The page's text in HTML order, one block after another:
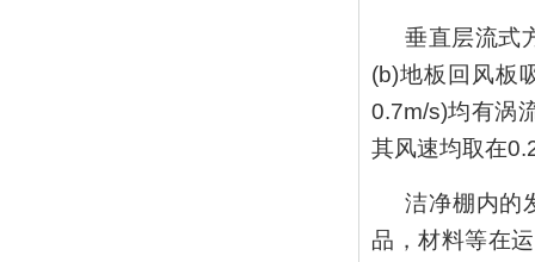
垂直层流式
(b)地板回风板
0.7m/s)均有涡
其风速均取在
洁净棚内的
品，材料等在